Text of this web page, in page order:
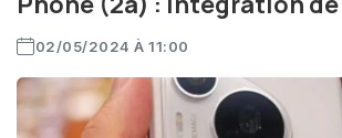
02/05/2024 À 11:00